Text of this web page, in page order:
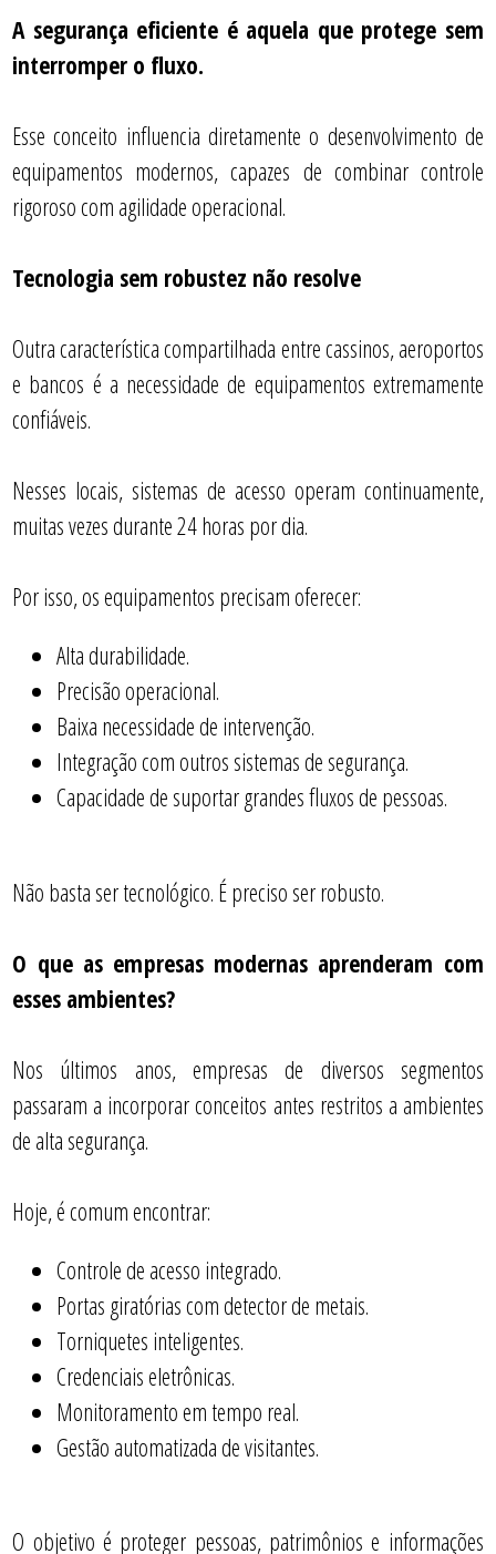
A segurança eficiente é aquela que protege sem
interromper o fluxo.
Esse conceito influencia diretamente o desenvolvimento de
equipamentos modernos, capazes de combinar controle
rigoroso com agilidade operacional.
Tecnologia sem robustez não resolve
Outra característica compartilhada entre cassinos, aeroportos
e bancos é a necessidade de equipamentos extremamente
confiáveis.
Nesses locais, sistemas de acesso operam continuamente,
muitas vezes durante 24 horas por dia.
Por isso, os equipamentos precisam oferecer:
Alta durabilidade.
Precisão operacional.
Baixa necessidade de intervenção.
Integração com outros sistemas de segurança.
Capacidade de suportar grandes fluxos de pessoas.
Não basta ser tecnológico. É preciso ser robusto.
O que as empresas modernas aprenderam com
esses ambientes?
Nos últimos anos, empresas de diversos segmentos
passaram a incorporar conceitos antes restritos a ambientes
de alta segurança.
Hoje, é comum encontrar:
Controle de acesso integrado.
Portas giratórias com detector de metais.
Torniquetes inteligentes.
Credenciais eletrônicas.
Monitoramento em tempo real.
Gestão automatizada de visitantes.
O objetivo é proteger pessoas, patrimônios e informações